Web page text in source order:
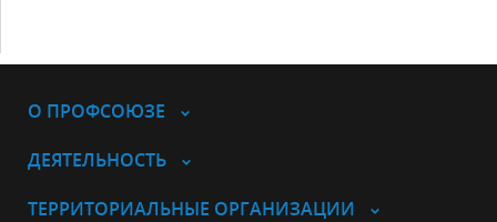
О ПРОФСОЮЗЕ
ДЕЯТЕЛЬНОСТЬ
ТЕРРИТОРИАЛЬНЫЕ ОРГАНИЗАЦИИ